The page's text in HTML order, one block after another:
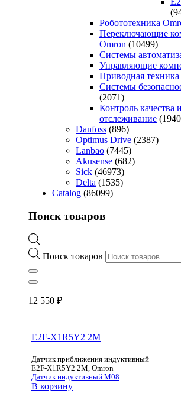
Робототехника
Переключающие
Omron (10499)
Системы
Управляющие
Приводная техника
Системы
(2071)
Контроль качества и
отслеживание
Danfoss (896)
Optimus Drive (2387)
Lanbao (7445)
Akusense (682)
Sick (46973)
Delta (1535)
Catalog (86099)
Поиск товаров
Поиск товаров
12 550 ₽
E2F-X1R5Y2 2M
Датчик приближения индуктивный
E2F-X1R5Y2 2M, Omron
Датчик индуктивный М08
В корзину